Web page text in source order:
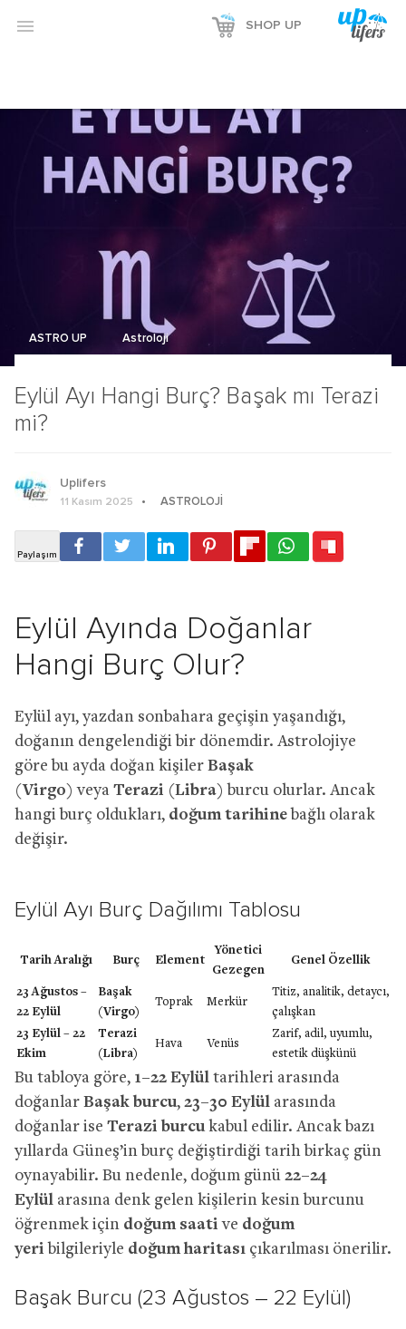
Reklamı Göster
Reklamı Gizle
 SHOP UP
Eylül Ayı Hangi Burç? Başak mı Terazi
mi?
ASTRO UP Astroloji
Uplifers
11 Kasım 2025 ASTROLOJI
Eylül Ayında Doğanlar
Hangi Burç Olur?
Eylül ayı, yazdan sonbahara geçişin yaşandığı,
doğanın dengelendiği bir dönemdir. Astrolojiye
göre bu ayda doğan kişiler Başak
(Virgo) veya Terazi (Libra) burcu olurlar. Ancak
hangi burç oldukları, doğum tarihine bağlı olarak
değişir.
Eylül Ayı Burç Dağılımı Tablosu
Tarih Aralığı Burç Element
Yönetici
Gezegen
Genel Özellik
23 Ağustos –
22 Eylül
Başak
(Virgo)
Toprak Merkür
Titiz, analitik, detaycı,
çalışkan
23 Eylül – 22
Ekim
Terazi
(Libra)
Hava Venüs
Zarif, adil, uyumlu,
estetik düşkünü
Bu tabloya göre, 1–22 Eylül tarihleri arasında
doğanlar Başak burcu, 23–30 Eylül arasında
doğanlar ise Terazi burcukabul edilir. Ancak bazı
yıllarda Güneş’in burç değiştirdiği tarih birkaç gün
oynayabilir. Bu nedenle, doğum günü 22–24
Eylül arasına denk gelen kişilerin kesin burcunu
öğrenmek için doğum saati ve doğum
yeri bilgileriyle doğum haritası çıkarılması önerilir.
Başak Burcu (23 Ağustos – 22 Eylül)